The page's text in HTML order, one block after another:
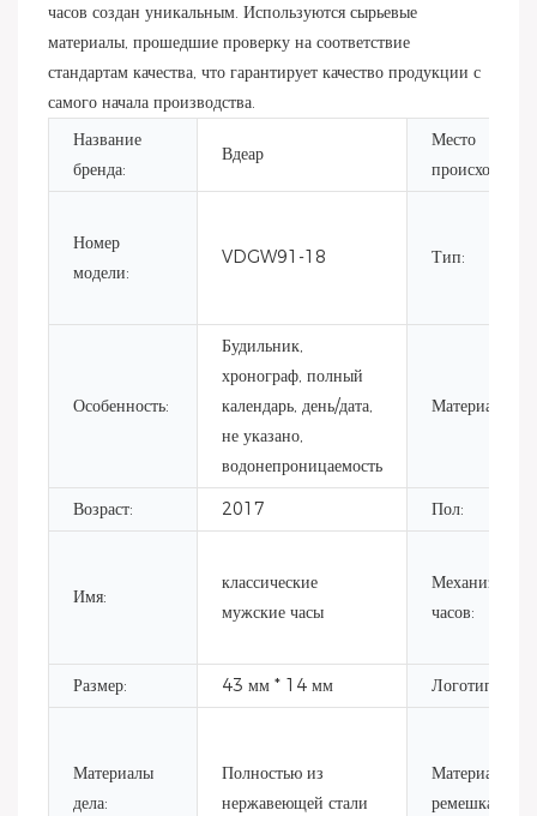
часов создан уникальным. Используются сырьевые
материалы, прошедшие проверку на соответствие
стандартам качества, что гарантирует качество продукции с
самого начала производства.
Название
бренда:
Вдеар
Место
Номер
модели:
VDGW91-18 Тип:
Особенность:
Будильник,
хронограф, полный
календарь, день/дата,
не указано,
водонепроницаемость
Материал:
Возраст: 2017 Пол:
Имя:
классические
мужские часы
Механизм
часов:
Размер: 43 мм * 14 мм Логотип:
Материалы
дела:
Полностью из
нержавеющей стали
Материал
ремешка: